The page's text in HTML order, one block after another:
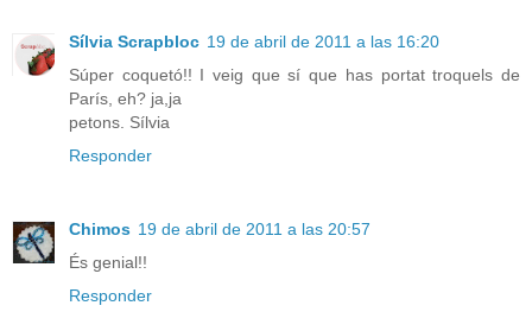
Sílvia Scrapbloc 19 de abril de 2011 a las 16:20
Súper coquetó!! I veig que sí que has portat troquels de
París, eh? ja,ja
petons. Sílvia
Responder
Chimos 19 de abril de 2011 a las 20:57
És genial!!
Responder